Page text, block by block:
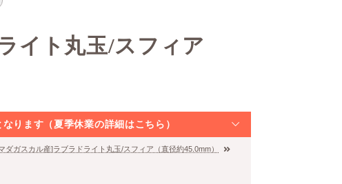
イト丸玉/スフィア
ります（夏季休業の詳細はこちら）
ダガスカル産]ラブラドライト丸玉/スフィア（直径約45.0mm）